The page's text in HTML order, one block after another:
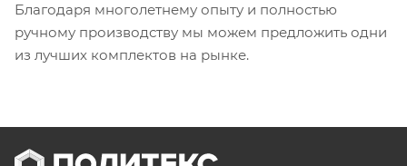
Благодаря многолетнему опыту и полностью
ручному производству мы можем предложить одни
из лучших комплектов на рынке.